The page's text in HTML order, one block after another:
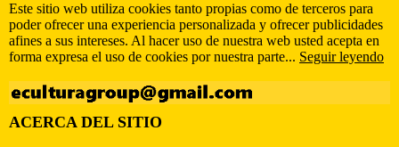
Este sitio web utiliza cookies tanto propias como de terceros para
poder ofrecer una experiencia personalizada y ofrecer publicidades
afines a sus intereses. Al hacer uso de nuestra web usted acepta en
forma expresa el uso de cookies por nuestra parte... Seguir leyendo
ACERCA DEL SITIO